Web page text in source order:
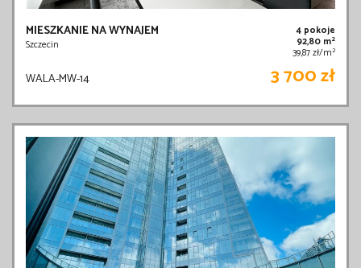
MIESZKANIE NA WYNAJEM
Szczecin
4 pokoje
92,80 m2
39,87 zł/m2
WALA-MW-14 3 700 zł